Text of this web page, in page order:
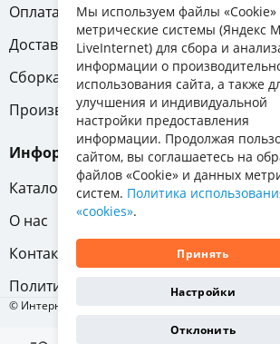
Оплата
Вопрос-
Доставка
Обмен и
Сборка
Гарантия
Производители
Информация
Каталог мебели
О нас
Контакты
Политика конфиденциальности
© Интернет-магазин «Отличная мебель», 2011-
Мы используем файлы «Cookie»
метрические системы (Яндекс
LiveInternet) для сбора и
информации о
использования сайта, а также
улучшения и индивидуальной
настройки предоставления
информации. Продолжая
сайтом, вы соглашаетесь на
файлов «Cookie» и данных
систем. Политика
«cookies».
Принять
Настройки
Отклонить